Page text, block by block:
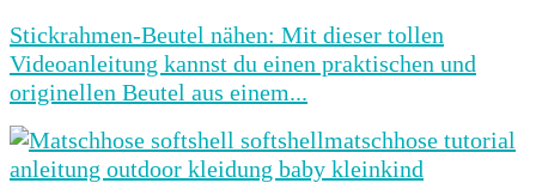
Stickrahmen-Beutel nähen: Mit dieser tollen
Videoanleitung kannst du einen praktischen und
originellen Beutel aus einem...